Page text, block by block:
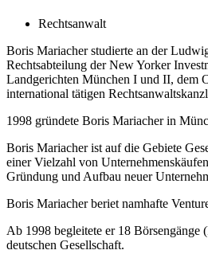
Rechtsanwalt
Boris Mariacher studierte an der
Rechtsabteilung der New Yorker
Landgerichten München I und II, dem
international tätigen
1998 gründete Boris Mariacher in
Boris Mariacher ist auf die Gebiete
einer Vielzahl von
Gründung und Aufbau neuer
Boris Mariacher beriet namhafte
Ab 1998 begleitete er 18 Börsengänge
deutschen Gesellschaft.